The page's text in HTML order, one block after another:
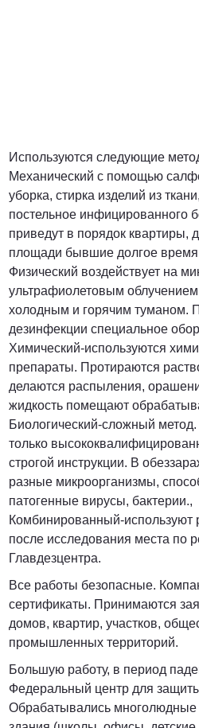
Используются следующие
Механический с помощью
уборка, стирка изделий из
постельное инфицированного
приведут в порядок квартиры,
площади бывшие долгое время
Физический воздействует на
ультрафиолетовым
холодным и горячим туманом.
дезинфекции специальное
Химический-используются
препараты. Протираются
делаются распыления,
жидкость помещают
Биологический-сложный
только
строгой инструкции. В
разные микроорганизмы,
патогенные вирусы, бактерии.,
Комбинированный-используют
после исследования места по
Главдезцентра.
Все работы безопасные.
сертификаты. Принимаются
домов, квартир, участков,
промышленных территорий.
Большую работу, в период
Федеральный центр для
Обрабатывались